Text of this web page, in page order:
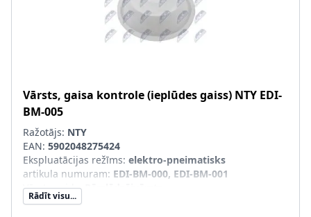
Vārsts, gaisa kontrole (ieplūdes gaiss) NTY EDI-
BM-005
Ražotājs: NTY
EAN: 5902048275424
Ekspluatācijas režīms: elektro-pneimatisks
artikula numuram: EDI-BM-000, EDI-BM-001
Vārsta veids:
Sērijas numurs
Rādīt visu...